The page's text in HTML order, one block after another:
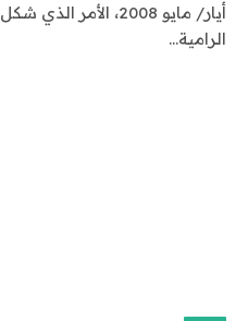
أيار/ مايو 2008،
الرامية…